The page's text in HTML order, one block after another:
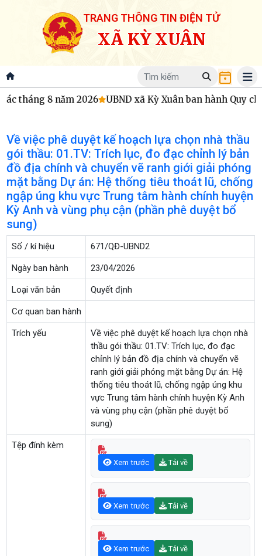
TRANG THÔNG TIN ĐIỆN TỬ
XÃ KỲ XUÂN
tháng 8 năm 2026 UBND xã Kỳ Xuân ban hành Quy
Về việc phê duyệt kế hoạch lựa chọn nhà thầu
gói thầu: 01.TV: Trích lục, đo đạc chỉnh lý bản
đồ địa chính và chuyển vẽ ranh giới giải phóng
mặt bằng Dự án: Hệ thống tiêu thoát lũ, chống
ngập úng khu vực Trung tâm hành chính huyện
Kỳ Anh và vùng phụ cận (phần phê duyệt bổ
sung)
Số / kí hiệu 671/QĐ-UBND2
Ngày ban hành 23/04/2026
Loại văn bản Quyết định
Cơ quan ban hành
Trích yếu
Về việc phê duyệt kế hoạch lựa chọn nhà
thầu gói thầu: 01.TV: Trích lục, đo đạc
chỉnh lý bản đồ địa chính và chuyển vẽ
ranh giới giải phóng mặt bằng Dự án: Hệ
thống tiêu thoát lũ, chống ngập úng khu
vực Trung tâm hành chính huyện Kỳ Anh
và vùng phụ cận (phần phê duyệt bổ
sung)
Tệp đính kèm
Xem trước Tải về
Xem trước Tải về
Xem trước Tải về